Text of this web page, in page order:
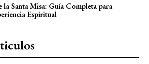
la Santa Misa: Guía Completa para
Espiritual